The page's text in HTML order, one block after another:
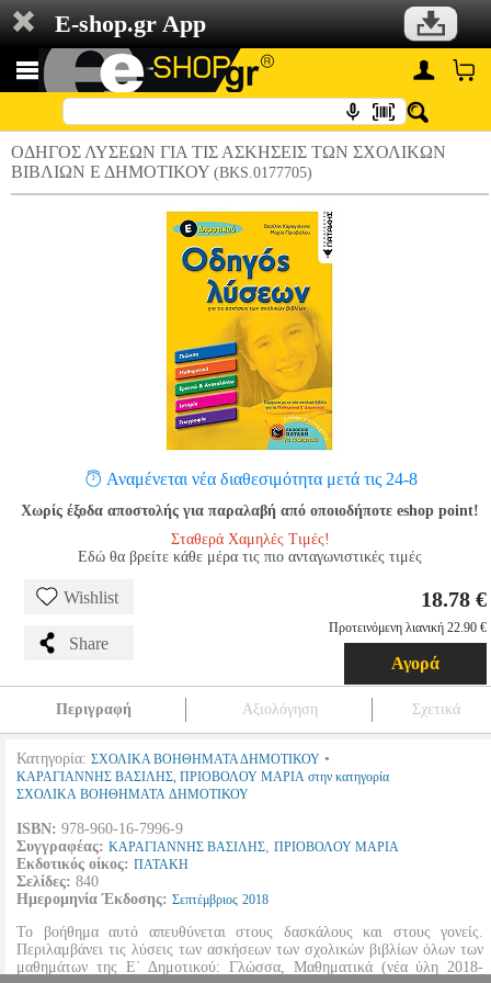
E-shop.gr App
ΟΔΗΓΟΣ ΛΥΣΕΩΝ ΓΙΑ ΤΙΣ ΑΣΚΗΣΕΙΣ ΤΩΝ ΣΧΟΛΙΚΩΝ
ΒΙΒΛΙΩΝ Ε ΔΗΜΟΤΙΚΟΥ (BKS.0177705)
Αναμένεται νέα διαθεσιμότητα μετά τις 24-8
Χωρίς έξοδα αποστολής για παραλαβή από οποιοδήποτε eshop point!
Σταθερά Χαμηλές Τιμές!
Εδώ θα βρείτε κάθε μέρα τις πιο ανταγωνιστικές τιμές
Wishlist
Share
18.78 €
Προτεινόμενη λιανική 22.90 €
Αγορά
Περιγραφή Αξιολόγηση Σχετικά
Κατηγορία: ΣΧΟΛΙΚΑ ΒΟΗΘΗΜΑΤΑ ΔΗΜΟΤΙΚΟΥ •
ΚΑΡΑΓΙΑΝΝΗΣ ΒΑΣΙΛΗΣ, ΠΡΙΟΒΟΛΟΥ ΜΑΡΙΑ στην κατηγορία
ΣΧΟΛΙΚΑ ΒΟΗΘΗΜΑΤΑ ΔΗΜΟΤΙΚΟΥ
ISBN: 978-960-16-7996-9
Συγγραφέας: ΚΑΡΑΓΙΑΝΝΗΣ ΒΑΣΙΛΗΣ, ΠΡΙΟΒΟΛΟΥ ΜΑΡΙΑ
Εκδοτικός οίκος: ΠΑΤΑΚΗ
Σελίδες: 840
Ημερομηνία Έκδοσης: Σεπτέμβριος 2018
Το βοήθημα αυτό απευθύνεται στους δασκάλους και στους γονείς.
Περιλαμβάνει τις λύσεις των ασκήσεων των σχολικών βιβλίων όλων των
μαθημάτων της Ε΄ Δημοτικού: Γλώσσα, Μαθηματικά (νέα ύλη 2018-